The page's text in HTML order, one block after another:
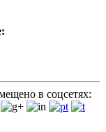
в соцсетях: